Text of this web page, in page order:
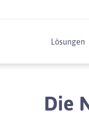
Lösungen
Die